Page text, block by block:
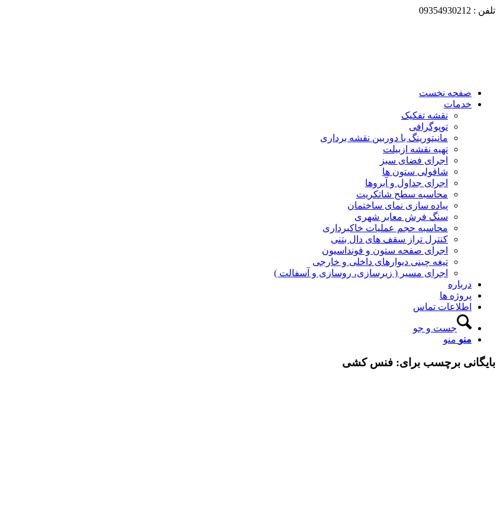
تلفن : 09354930212
صفحه نخست
خدمات
نقشه تفکیک
توپوگرافی
مانیتورینگ با دوربین نقشه برداری
تهیه نقشه ازبیلت
اجرای فضای سبز
شاقولی ستون ها
اجرای جداول و آبروها
محاسبه سطح شاتکریت
پیاده سازی نمای ساختمان
سنگ فرش معابر شهری
محاسبه حجم عملیات خاکبرداری
کنترل تراز سقف های دال بتنی
اجرای صفحه ستون و فونداسیون
تیغه چینی دیوارهای داخلی و خارجی
اجرای مسیر ( زیرسازی، روسازی و آسفالت )
درباره
پروژه ها
اطلاعات تماس
جست و جو
منو منو
بایگانی برچسب برای: فنس کشی